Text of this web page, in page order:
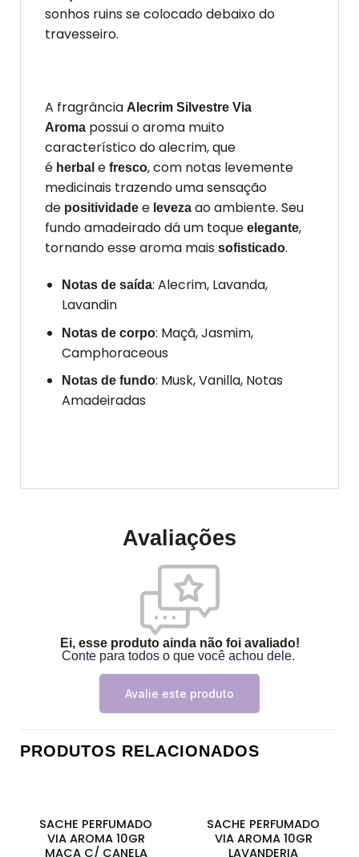
sonhos ruins se colocado debaixo do
travesseiro.
A fragrância Alecrim Silvestre Via
Aroma possui o aroma muito
característico do alecrim, que
é herbal e fresco, com notas levemente
medicinais trazendo uma sensação
de positividade e leveza ao ambiente. Seu
fundo amadeirado dá um toque elegante,
tornando esse aroma mais sofisticado.
Notas de saída: Alecrim, Lavanda,
Lavandin
Notas de corpo: Maçã, Jasmim,
Camphoraceous
Notas de fundo: Musk, Vanilla, Notas
Amadeiradas
Avaliações
Ei, esse produto ainda não foi avaliado!
Conte para todos o que você achou dele.
Avalie este produto
PRODUTOS RELACIONADOS
SACHE PERFUMADO
VIA AROMA 10GR
MACA C/ CANELA
SACHE PERFUMADO
VIA AROMA 10GR
LAVANDERIA